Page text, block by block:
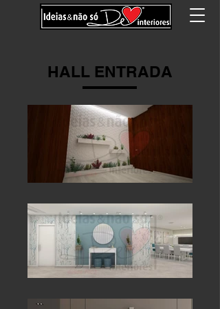
HALL ENTRADA